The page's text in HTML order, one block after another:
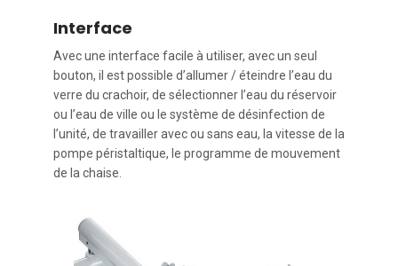
Interface
Avec une interface facile à utiliser, avec un seul
bouton, il est possible d’allumer / éteindre l’eau du
verre du crachoir, de sélectionner l’eau du réservoir
ou l’eau de ville ou le système de désinfection de
l’unité, de travailler avec ou sans eau, la vitesse de la
pompe péristaltique, le programme de mouvement
de la chaise.